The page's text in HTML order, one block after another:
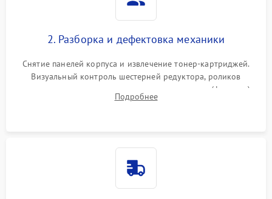
2. Разборка и дефектовка механики
Снятие панелей корпуса и извлечение тонер-картриджей.
Визуальный контроль шестерней редуктора, роликов
захвата, термопленки и прижимного вала в печи (фьюзере).
Проверка оптики сканера на загрязнения.
Подробнее